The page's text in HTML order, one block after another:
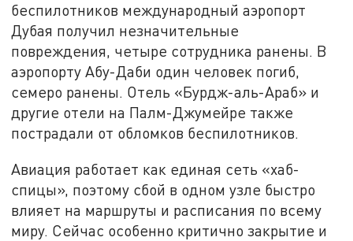
беспилотников международный аэропорт
Дубая получил незначительные
повреждения, четыре сотрудника ранены. В
аэропорту Абу-Даби один человек погиб,
семеро ранены. Отель «Бурдж-аль-Араб» и
другие отели на Палм-Джумейре также
пострадали от обломков беспилотников.
Авиация работает как единая сеть «хаб-
спицы», поэтому сбой в одном узле быстро
влияет на маршруты и расписания по всему
миру. Сейчас особенно критично закрытие и